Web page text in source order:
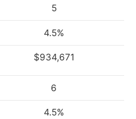
5
4.5%
$934,671
6
4.5%